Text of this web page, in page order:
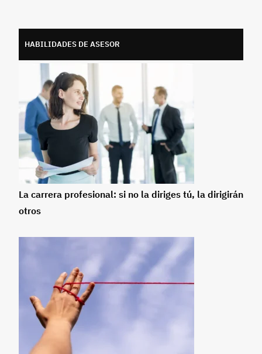
HABILIDADES DE ASESOR
La carrera profesional: si no la diriges tú, la dirigirán
otros